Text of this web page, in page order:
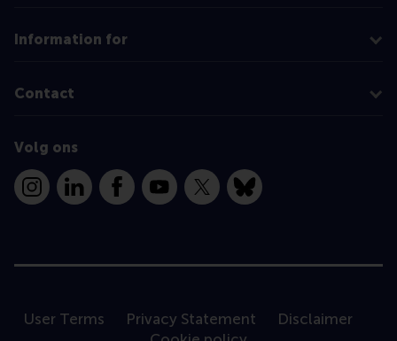
Information for
Contact
Volg ons
InstagramLinkedInFacebookYouTube
X Bluesky
User Terms Privacy Statement
Disclaimer